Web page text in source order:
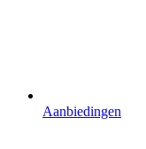
Aanbiedingen